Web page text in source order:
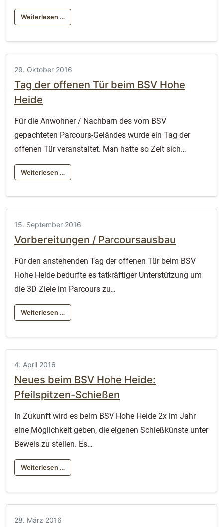
Weiterlesen …
29. Oktober 2016
Tag der offenen Tür beim BSV Hohe
Heide
Für die Anwohner / Nachbarn des vom BSV
gepachteten Parcours-Geländes wurde ein Tag der
offenen Tür veranstaltet. Man hatte so Zeit sich…
Weiterlesen …
15. September 2016
Vorbereitungen / Parcoursausbau
Für den anstehenden Tag der offenen Tür beim BSV
Hohe Heide bedurfte es tatkräftiger Unterstützung um
die 3D Ziele im Parcours zu…
Weiterlesen …
4. April 2016
Neues beim BSV Hohe Heide:
Pfeilspitzen-Schießen
In Zukunft wird es beim BSV Hohe Heide 2x im Jahr
eine Möglichkeit geben, die eigenen Schießkünste unter
Beweis zu stellen. Es…
Weiterlesen …
28. März 2016